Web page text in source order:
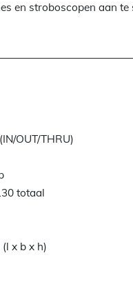
en stroboscopen aan te
OUT/THRU)
totaal
x b x h)